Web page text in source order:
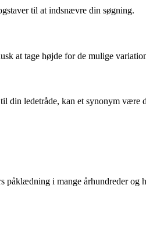
til at indsnævre din søgning.
at tage højde for de mulige
din ledetråde, kan et synonym være
påklædning i mange århundreder